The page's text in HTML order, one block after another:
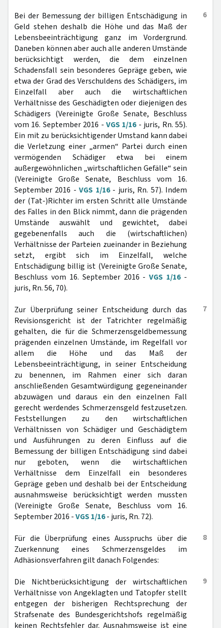
6
Bei der Bemessung der billigen Entschädigung in
Geld stehen deshalb die Höhe und das Maß der
Lebensbeeinträchtigung ganz im Vordergrund.
Daneben können aber auch alle anderen Umstände
berücksichtigt werden, die dem einzelnen
Schadensfall sein besonderes Gepräge geben, wie
etwa der Grad des Verschuldens des Schädigers, im
Einzelfall aber auch die wirtschaftlichen
Verhältnisse des Geschädigten oder diejenigen des
Schädigers (Vereinigte Große Senate, Beschluss
vom 16. September 2016 - VGS 1/16- juris, Rn. 55).
Ein mit zu berücksichtigender Umstand kann dabei
die Verletzung einer „armen“ Partei durch einen
vermögenden Schädiger etwa bei einem
außergewöhnlichen „wirtschaftlichen Gefälle“ sein
(Vereinigte Große Senate, Beschluss vom 16.
September 2016 -VGS 1/16- juris, Rn. 57). Indem
der (Tat-)Richter im ersten Schritt alle Umstände
des Falles in den Blick nimmt, dann die prägenden
Umstände auswählt und gewichtet, dabei
gegebenenfalls auch die (wirtschaftlichen)
Verhältnisse der Parteien zueinander in Beziehung
setzt, ergibt sich im Einzelfall, welche
Entschädigung billig ist (Vereinigte Große Senate,
Beschluss vom 16. September 2016 -VGS 1/16-
juris, Rn. 56, 70).
7
Zur Überprüfung seiner Entscheidung durch das
Revisionsgericht ist der Tatrichter regelmäßig
gehalten, die für die Schmerzensgeldbemessung
prägenden einzelnen Umstände, im Regelfall vor
allem die Höhe und das Maß der
Lebensbeeinträchtigung, in seiner Entscheidung
zu benennen, im Rahmen einer sich daran
anschließenden Gesamtwürdigung gegeneinander
abzuwägen und daraus ein den einzelnen Fall
gerecht werdendes Schmerzensgeld festzusetzen.
Feststellungen zu den wirtschaftlichen
Verhältnissen von Schädiger und Geschädigtem
und Ausführungen zu deren Einfluss auf die
Bemessung der billigen Entschädigung sind dabei
nur geboten, wenn die wirtschaftlichen
Verhältnisse dem Einzelfall ein besonderes
Gepräge geben und deshalb bei der Entscheidung
ausnahmsweise berücksichtigt werden mussten
(Vereinigte Große Senate, Beschluss vom 16.
September 2016 -VGS 1/16- juris, Rn. 72).
8
Für die Überprüfung eines Ausspruchs über die
Zuerkennung eines Schmerzensgeldes im
Adhäsionsverfahren gilt danach Folgendes:
9
Die Nichtberücksichtigung der wirtschaftlichen
Verhältnisse von Angeklagten und Tatopfer stellt
entgegen der bisherigen Rechtsprechung der
Strafsenate des Bundesgerichtshofs regelmäßig
keinen Rechtsfehler dar. Ausnahmsweise ist eine